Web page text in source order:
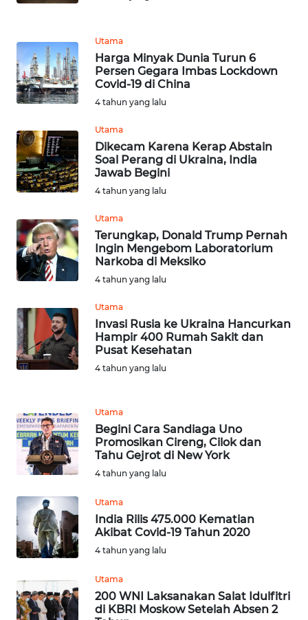
Utama
Harga Minyak Dunia Turun 6
Persen Gegara Imbas Lockdown
Covid-19 di China
4 tahun yang lalu
Utama
Dikecam Karena Kerap Abstain
Soal Perang di Ukraina, India
Jawab Begini
4 tahun yang lalu
Utama
Terungkap, Donald Trump Pernah
Ingin Mengebom Laboratorium
Narkoba di Meksiko
4 tahun yang lalu
Utama
Invasi Rusia ke Ukraina Hancurkan
Hampir 400 Rumah Sakit dan
Pusat Kesehatan
4 tahun yang lalu
Utama
Begini Cara Sandiaga Uno
Promosikan Cireng, Cilok dan
Tahu Gejrot di New York
4 tahun yang lalu
Utama
India Rilis 475.000 Kematian
Akibat Covid-19 Tahun 2020
4 tahun yang lalu
Utama
200 WNI Laksanakan Salat Idulfitri
di KBRI Moskow Setelah Absen 2
KALBAR
WN
KALTENG
KALTARA
WN
KALSEL
WN
KALTIM
WN
WN
GORONTALO
WN
MALUKU
MALUT
WN
DAIRI
WN
DANAU
TOBA